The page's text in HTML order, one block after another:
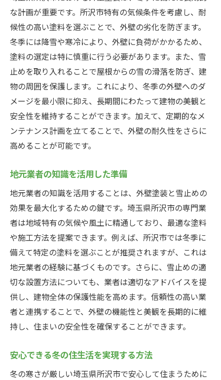
な計画が重要です。所沢市特有の気候条件を考慮し、耐
候性の高い塗料を選ぶことで、外壁の劣化を防ぎます。
冬季には降雪や寒冷により、外壁に負荷がかかるため、
塗料の選定は特に慎重に行う必要があります。また、雪
止めを取り入れることで屋根からの雪の滑落を防ぎ、建
物の周囲を保護します。これにより、冬季の外壁へのダ
メージを最小限に抑え、長期間にわたって建物の美観と
安全性を維持することができます。加えて、定期的なメ
ンテナンス計画を立てることで、外壁の耐久性をさらに
高めることが可能です。
地元業者の知識を活用した準備
地元業者の知識を活用することは、外壁塗装と雪止めの
効果を最大化するための鍵です。埼玉県所沢市の専門業
者は地域特有の気候や風土に精通しており、最適な塗料
や施工方法を提案できます。例えば、所沢市では冬季に
備えて特定の塗料を選ぶことが推奨されますが、これは
地元業者の経験に基づくものです。さらに、雪止めの適
切な設置方法についても、業者は適切なアドバイスを提
供し、建物全体の保護性能を高めます。信頼性の高い業
者と連携することで、外壁の機能性と美観を長期的に維
持し、住まいの安全性を確保することができます。
安心できる冬の住生活を実現する方法
冬の寒さが厳しい埼玉県所沢市で安心して住まうために